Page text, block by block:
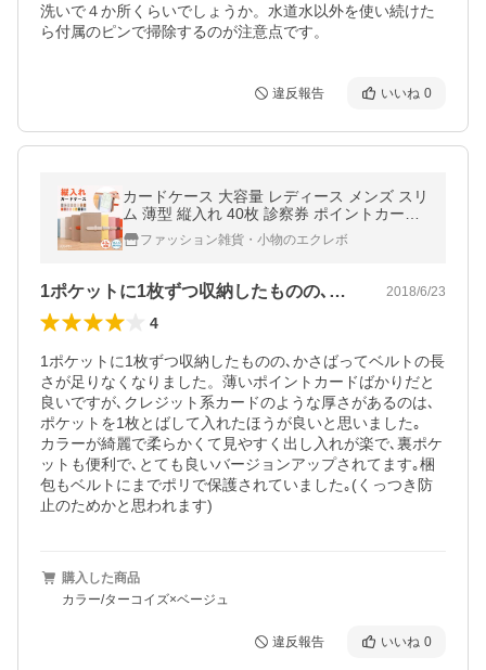
洗いで４か所くらいでしょうか。水道水以外を使い続けた
ら付属のピンで掃除するのが注意点です。
違反報告 いいね 0
カードケース 大容量 レディース メンズ スリ
ム 薄型 縦入れ 40枚 診察券 ポイントカード
クレジットカード カードホルダー 診察券入
れ 名入れ対象 爆買
ファッション雑貨・小物のエクレボ
1ポケットに1枚ずつ収納したものの､か… 2018/6/23
4
1ポケットに1枚ずつ収納したものの､かさばってベルトの長
さが足りなくなりました。薄いポイントカードばかりだと
良いですが､クレジット系カードのような厚さがあるのは､
ポケットを1枚とばして入れたほうが良いと思いました｡
カラーが綺麗で柔らかくて見やすく出し入れが楽で､裏ポケ
ットも便利で､とても良いバージョンアップされてます｡梱
包もベルトにまでポリで保護されていました｡(くっつき防
止のためかと思われます)
購入した商品
カラー/ターコイズ×ベージュ
違反報告 いいね 0